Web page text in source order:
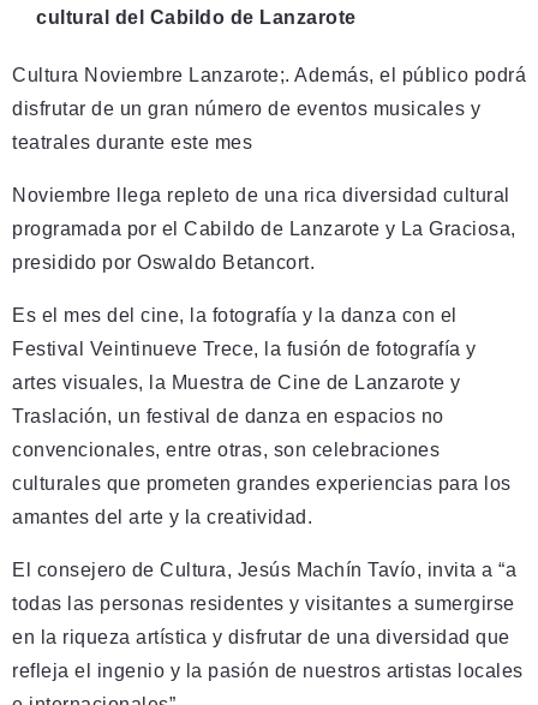
cultural del Cabildo de Lanzarote
Cultura Noviembre Lanzarote;. Además, el público podrá
disfrutar de un gran número de eventos musicales y
teatrales durante este mes
Noviembre llega repleto de una rica diversidad cultural
programada por el Cabildo de Lanzarote y La Graciosa,
presidido por Oswaldo Betancort.
Es el mes del cine, la fotografía y la danza con el
Festival Veintinueve Trece, la fusión de fotografía y
artes visuales, la Muestra de Cine de Lanzarote y
Traslación, un festival de danza en espacios no
convencionales, entre otras, son celebraciones
culturales que prometen grandes experiencias para los
amantes del arte y la creatividad.
El consejero de Cultura, Jesús Machín Tavío, invita a “a
todas las personas residentes y visitantes a sumergirse
en la riqueza artística y disfrutar de una diversidad que
refleja el ingenio y la pasión de nuestros artistas locales